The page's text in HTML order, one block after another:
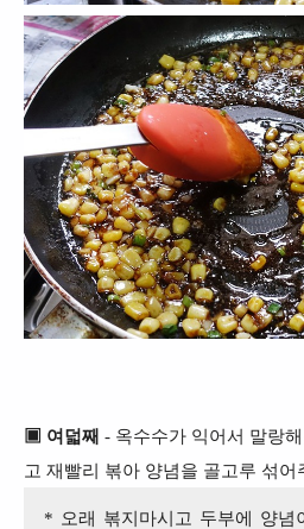
▣ 여덟째 - 옥수수가 익어서 말랑
고 재빨리 볶아 양념을 골고루 섞어
* 오래 볶지마시고 두부에 양념